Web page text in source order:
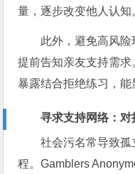
量，逐步改变他人认知
此外，避免高风
提前告知亲友支持需
暴露结合拒绝练习，能
寻求支持网络：
社会污名常导致
程。Gamblers